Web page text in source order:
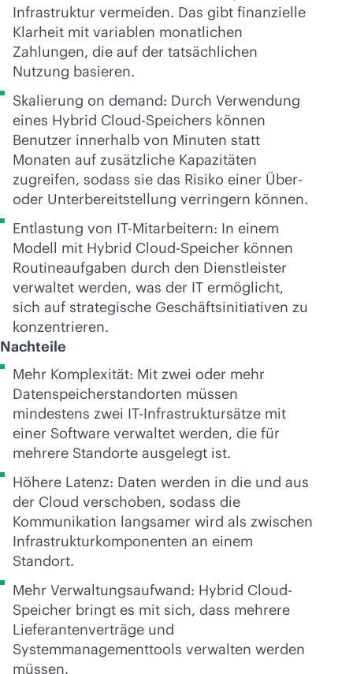
Infrastruktur vermeiden. Das gibt finanzielle
Klarheit mit variablen monatlichen
Zahlungen, die auf der tatsächlichen
Nutzung basieren.
Skalierung on demand: Durch Verwendung
eines Hybrid Cloud-Speichers können
Benutzer innerhalb von Minuten statt
Monaten auf zusätzliche Kapazitäten
zugreifen, sodass sie das Risiko einer Über-
oder Unterbereitstellung verringern können.
Entlastung von IT-Mitarbeitern: In einem
Modell mit Hybrid Cloud-Speicher können
Routineaufgaben durch den Dienstleister
verwaltet werden, was der IT ermöglicht,
sich auf strategische Geschäftsinitiativen zu
konzentrieren.
Nachteile
Mehr Komplexität: Mit zwei oder mehr
Datenspeicherstandorten müssen
mindestens zwei IT-Infrastruktursätze mit
einer Software verwaltet werden, die für
mehrere Standorte ausgelegt ist.
Höhere Latenz: Daten werden in die und aus
der Cloud verschoben, sodass die
Kommunikation langsamer wird als zwischen
Infrastrukturkomponenten an einem
Standort.
Mehr Verwaltungsaufwand: Hybrid Cloud-
Speicher bringt es mit sich, dass mehrere
Lieferantenverträge und
Systemmanagementtools verwalten werden
müssen.